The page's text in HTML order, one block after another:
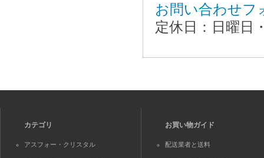
お問い合わせフ
定休日：日曜日
カテゴリ
アスフォー・クリスタル
お買い物ガイド
配送業者と送料